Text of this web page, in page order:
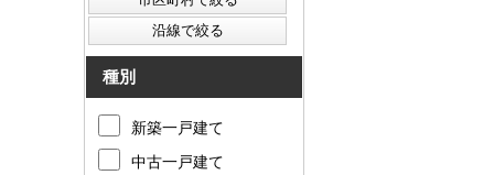
種別
新築一戸建て
中古一戸建て